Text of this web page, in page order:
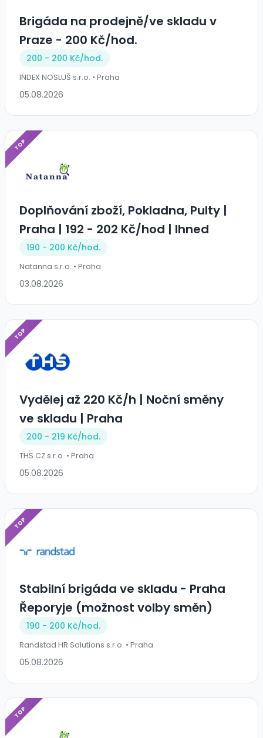
Brigáda na prodejně/ve skladu v
Praze - 200 Kč/hod.
200 - 200 Kč/hod.
INDEX NOSLUŠ s.r.o. • Praha
05.08.2026
TOP
Doplňování zboží, Pokladna, Pulty |
Praha | 192 - 202 Kč/hod | Ihned
190 - 200 Kč/hod.
Natanna s.r.o. • Praha
03.08.2026
TOP
Vydělej až 220 Kč/h | Noční směny
ve skladu | Praha
200 - 219 Kč/hod.
THS CZ s.r.o. • Praha
05.08.2026
TOP
Stabilní brigáda ve skladu - Praha
Řeporyje (možnost volby směn)
190 - 200 Kč/hod.
Randstad HR Solutions s.r.o. • Praha
05.08.2026
TOP